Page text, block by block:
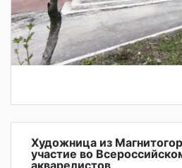
Художница из
участие во
акварелистов